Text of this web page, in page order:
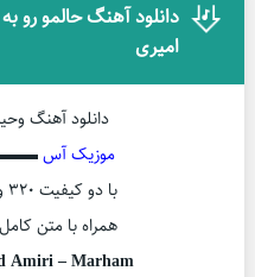
دانلود آهنگ حالمو رو
امیری
دانلود آهنگ
موزیک آس
با دو کیفیت ۳۲۰ و ۱۲۸ و بهترین کیفیت
همراه با متن
Amiri – Marham